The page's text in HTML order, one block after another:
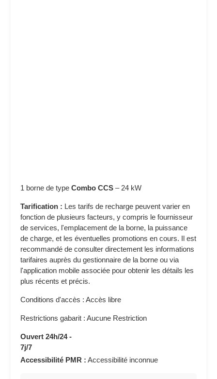
1 borne de typeCombo CCS – 24 kW
Tarification : Les tarifs de recharge peuvent varier en
fonction de plusieurs facteurs, y compris le fournisseur
de services, l'emplacement de la borne, la puissance
de charge, et les éventuelles promotions en cours. Il est
recommandé de consulter directement les informations
tarifaires auprès du gestionnaire de la borne ou via
l'application mobile associée pour obtenir les détails les
plus récents et précis.
Conditions d'accès : Accès libre
Restrictions gabarit : Aucune Restriction
Ouvert 24h/24 -
7j/7
Accessibilité PMR : Accessibilité inconnue